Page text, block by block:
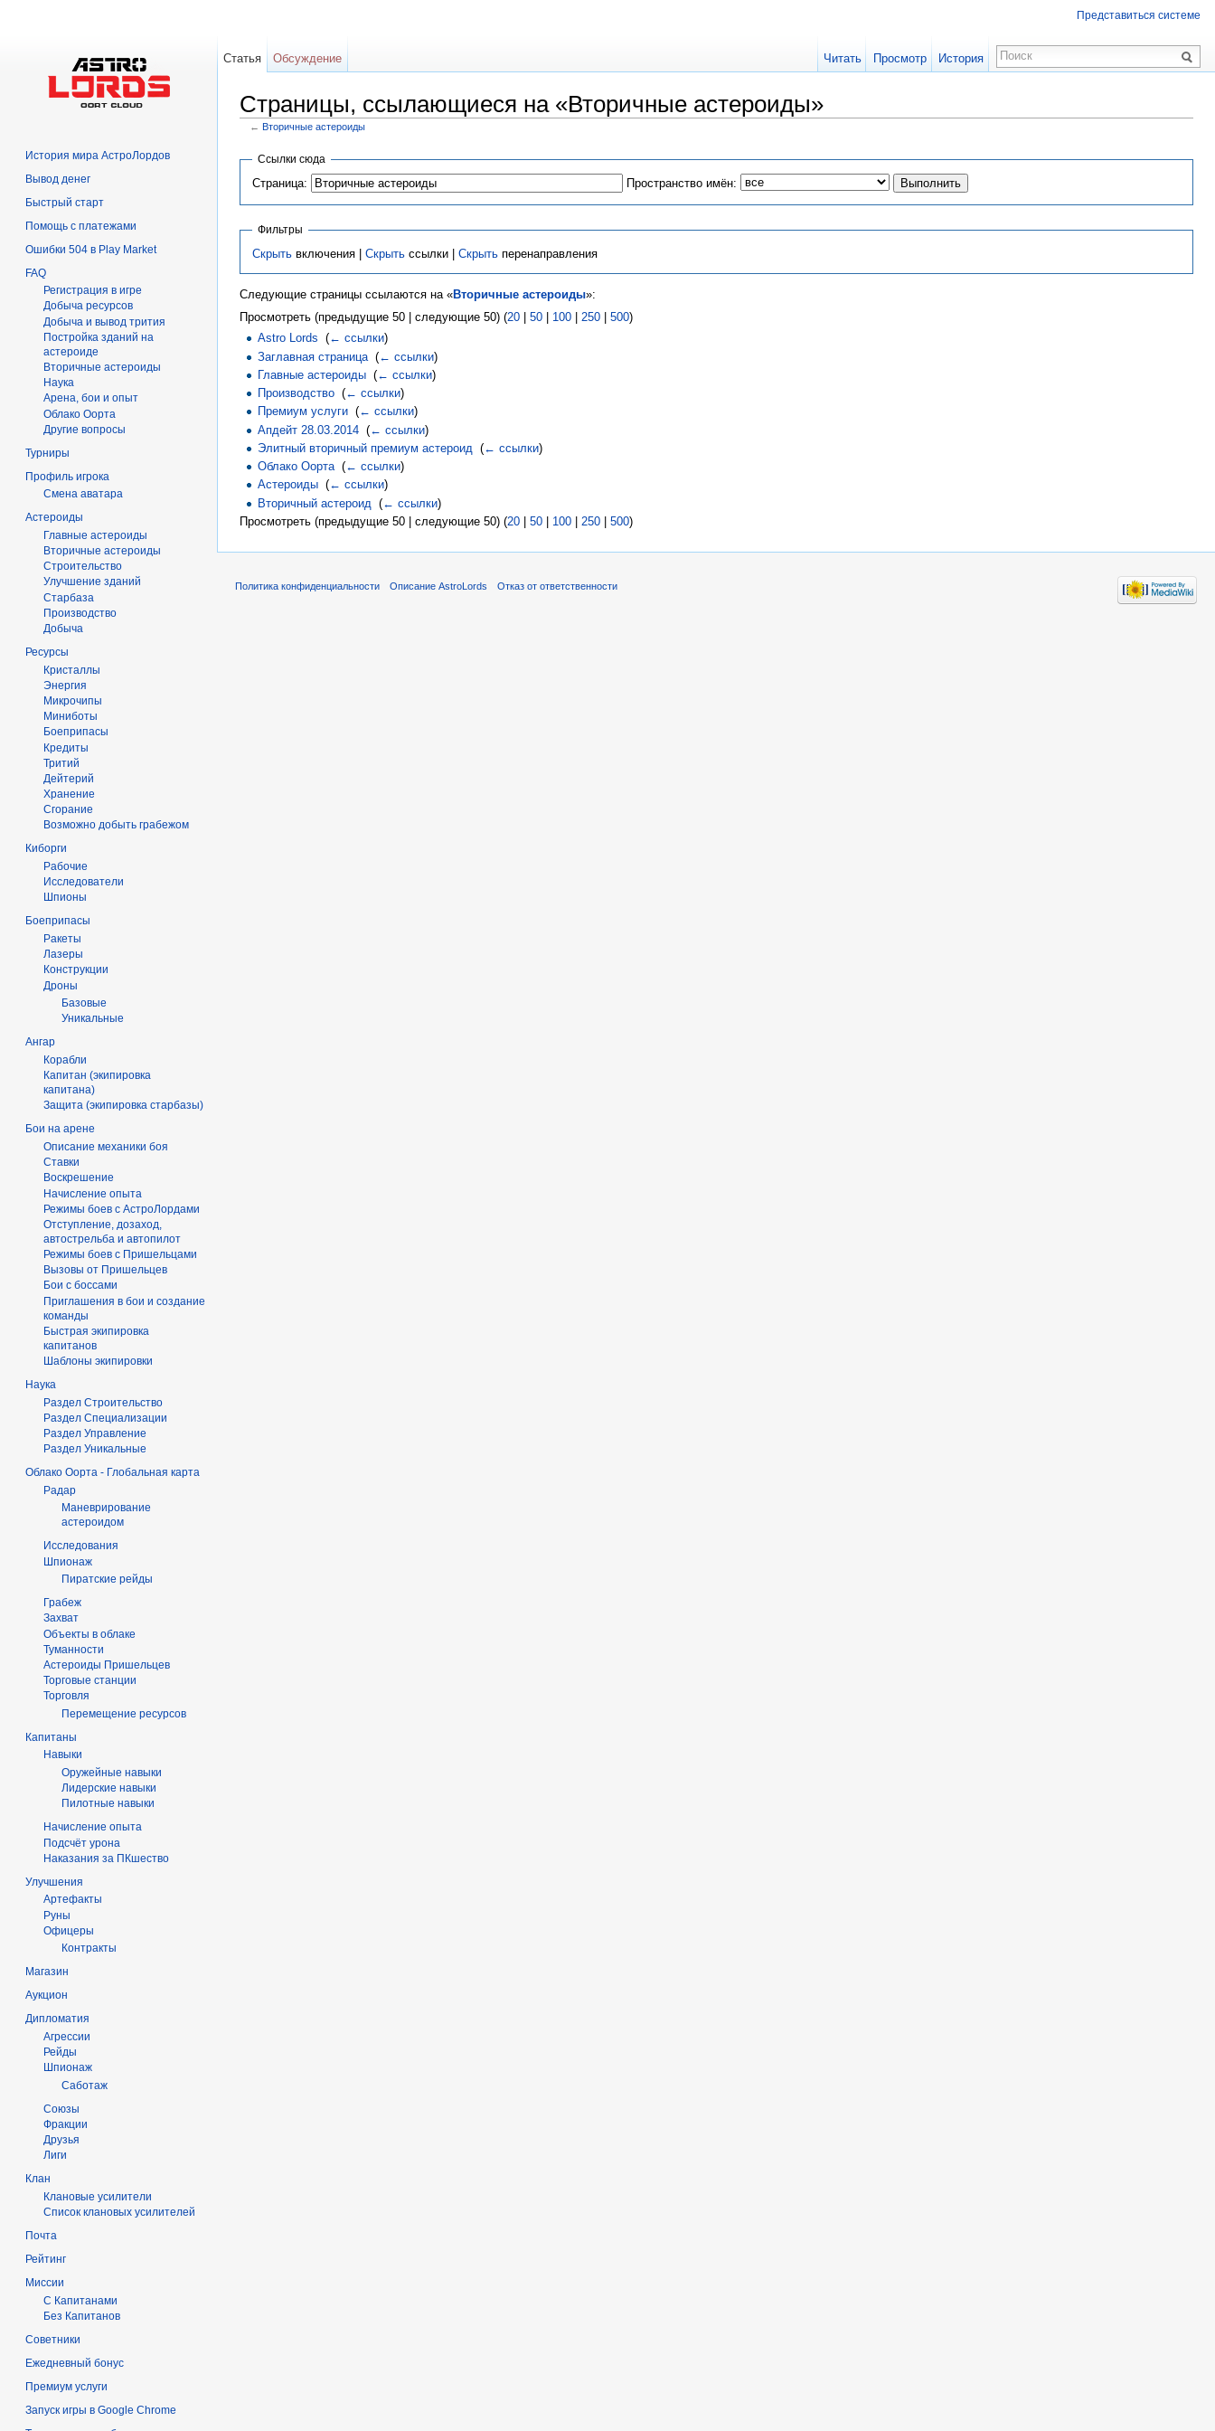
Страницы, ссылающиеся на «Вторичные астероиды»
← Вторичные астероиды
Ссылки сюда
Страница: Пространство имён:
Фильтры
Скрытьвключения | Скрытьссылки | Скрытьперенаправления
Следующие страницы ссылаются на «Вторичные астероиды»:
Просмотреть (предыдущие 50 | следующие 50) (20 50 100 250 500)
Astro Lords ‎(← ссылки)
Заглавная страница ‎(← ссылки)
Главные астероиды ‎(← ссылки)
Производство ‎(← ссылки)
Премиум услуги ‎(← ссылки)
Апдейт 28.03.2014 ‎(← ссылки)
Элитный вторичный премиум астероид ‎(← ссылки)
Облако Оорта‎(← ссылки)
Астероиды ‎(← ссылки)
Вторичный астероид ‎(← ссылки)
Просмотреть (предыдущие 50 | следующие 50) (20 50 100 250 500)
Представиться системе
Статья Обсуждение Читать Просмотр История
История мира АстроЛордов
Вывод денег
Быстрый старт
Помощь с платежами
Ошибки 504 в Play Market
FAQ
Регистрация в игре
Добыча ресурсов
Добыча и вывод трития
Постройка зданий на
астероиде
Вторичныe астероиды
Hаука
Арена, бои и опыт
Облако Оорта
Другие вопросы
Турниры
Профиль игрока
Смена аватара
Астероиды
Главные астероиды
Вторичные астероиды
Строительство
Улучшение зданий
Старбаза
Производство
Добыча
Ресурсы
Кристаллы
Энергия
Микрочипы
Миниботы
Боеприпасы
Кредиты
Тритий
Дейтерий
Хранение
Сгорание
Возможно добыть грабежом
Киборги
Рабочие
Исследователи
Шпионы
Боеприпасы
Ракеты
Лазеры
Конструкции
Дроны
Базовые
Уникальные
Ангар
Корабли
Капитан (экипировка
капитана)
Защита (экипировка старбазы)
Бои на арене
Описание механики боя
Ставки
Воскрешение
Начисление опыта
Режимы боев с АстроЛордами
Отступление, дозаход,
автострельба и автопилот
Режимы боев с Пришельцами
Вызовы от Пришельцев
Бои с боссами
Приглашения в бои и создание
команды
Быстрая экипировка
капитанов
Шаблоны экипировки
Наука
Раздел Строительство
Раздел Специализации
Раздел Управление
Раздел Уникальные
Облако Оорта - Глобальная карта
Радар
Маневрирование
астероидом
Исследования
Шпионаж
Пиратские рейды
Грабеж
Захват
Объекты в облаке
Туманности
Астероиды Пришельцев
Торговые станции
Торговля
Перемещение ресурсов
Капитаны
Навыки
Оружейные навыки
Лидерские навыки
Пилотные навыки
Начисление опыта
Подсчёт урона
Наказания за ПКшество
Улучшения
Артефакты
Руны
Офицеры
Контракты
Магазин
Аукцион
Дипломатия
Агрессии
Рейды
Шпионаж
Саботаж
Союзы
Фракции
Друзья
Лиги
Клан
Клановые усилители
Список клановых усилителей
Почта
Рейтинг
Миссии
С Капитанами
Без Капитанов
Советники
Ежедневный бонус
Премиум услуги
Запуск игры в Google Chrome
Политика конфиденциальности Описание AstroLords Отказ от ответственности